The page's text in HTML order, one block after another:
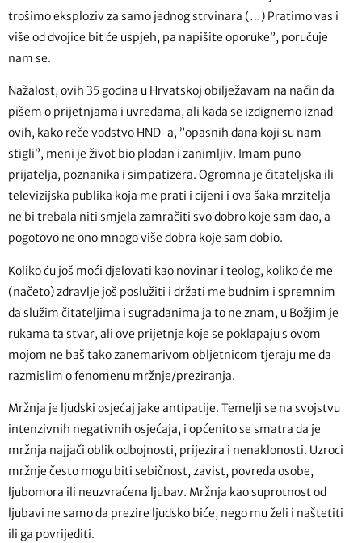
trošimo eksploziv za samo jednog strvinara (…) Pratimo vas i
više od dvojice bit će uspjeh, pa napišite oporuke”, poručuje
nam se.
Nažalost, ovih 35 godina u Hrvatskoj obilježavam na način da
pišem o prijetnjama i uvredama, ali kada se izdignemo iznad
ovih, kako reče vodstvo HND-a, ”opasnih dana koji su nam
stigli”, meni je život bio plodan i zanimljiv. Imam puno
prijatelja, poznanika i simpatizera. Ogromna je čitateljska ili
televizijska publika koja me prati i cijeni i ova šaka mrzitelja
ne bi trebala niti smjela zamračiti svo dobro koje sam dao, a
pogotovo ne ono mnogo više dobra koje sam dobio.
Koliko ću još moći djelovati kao novinar i teolog, koliko će me
(načeto) zdravlje još poslužiti i držati me budnim i spremnim
da služim čitateljima i sugrađanima ja to ne znam, u Božjim je
rukama ta stvar, ali ove prijetnje koje se poklapaju s ovom
mojom ne baš tako zanemarivom obljetnicom tjeraju me da
razmislim o fenomenu mržnje/preziranja.
Mržnja je ljudski osjećaj jake antipatije. Temelji se na svojstvu
intenzivnih negativnih osjećaja, i općenito se smatra da je
mržnja najjači oblik odbojnosti, prijezira i nenaklonosti. Uzroci
mržnje često mogu biti sebičnost, zavist, povreda osobe,
ljubomora ili neuzvraćena ljubav. Mržnja kao suprotnost od
ljubavi ne samo da prezire ljudsko biće, nego mu želi i naštetiti
ili ga povrijediti.